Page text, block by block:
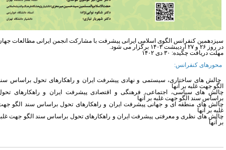
کنفرانس الگوی اسلامی ایرانی پیشرفت با مشارکت انجمن ایرانی مطالعات جهان
و ۲۷ اردیبشت ۱۴۰۳ برگزار می شود.
دریافت چکیده: ۳۰ دی ۱۴۰۲
کنفرانس:
های ساختاری، سیستمی و نهادی پیشرفت ایران و راهکارهای تحول براساس سند
جهت غلبه بر آنها
های سیاسی، اجتماعی، فرهنگی و اقتصادی پیشرفت ایران و راهکارهای تحول
سند الگو جهت غلبه بر آنها
های منطقه ای و جهانی پیشرفت ایران و راهکارهای تحول براساس سند الگو جهت
بر آنها
های نظری و معرفتی پیشرفت ایران و راهکارهای تحول براساس سند الگو جهت غلبه
آنها